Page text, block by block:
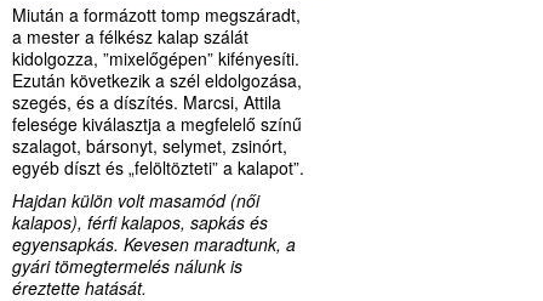
Miután a formázott tomp megszáradt,
a mester a félkész kalap szálát
kidolgozza, ”mixelőgépen” kifényesíti.
Ezután következik a szél eldolgozása,
szegés, és a díszítés. Marcsi, Attila
felesége kiválasztja a megfelelő színű
szalagot, bársonyt, selymet, zsinórt,
egyéb díszt és „felöltözteti” a kalapot”.
Hajdan külön volt masamód (női
kalapos), férfi kalapos, sapkás és
egyensapkás. Kevesen maradtunk, a
gyári tömegtermelés nálunk is
éreztette hatását.